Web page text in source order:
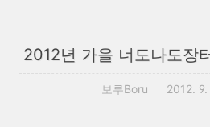
2012년 가을 너도나도장
보루Boru 2012.